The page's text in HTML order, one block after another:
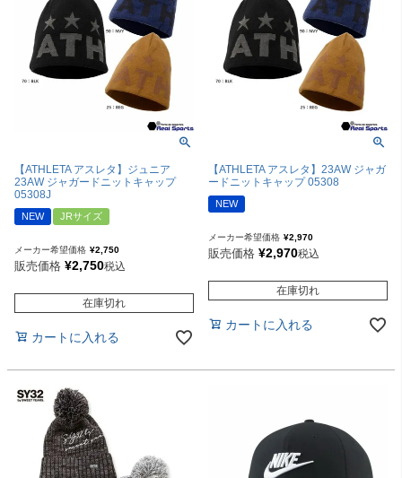
【ATHLETA アスレタ】ジュニア
23AW ジャガードニットキャップ
05308J
NEW JRサイズ
メーカー希望価格 ¥2,750
販売価格 ¥2,750税込
在庫切れ
カートに入れる
【ATHLETA アスレタ】23AW ジャガ
ードニットキャップ 05308
NEW
メーカー希望価格 ¥2,970
販売価格 ¥2,970税込
在庫切れ
カートに入れる